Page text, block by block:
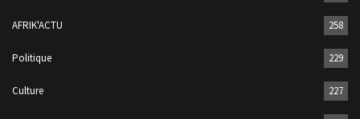
AFRIK'ACTU 258
Politique 229
Culture 227